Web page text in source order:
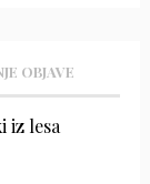
OBJAVE
iz lesa